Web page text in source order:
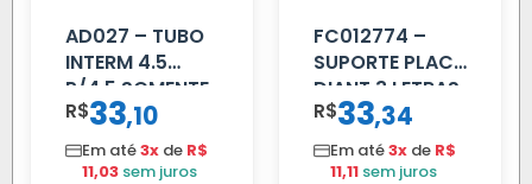
AD027 – TUBO
INTERM 4.5
P/4.5 SOMENTE
PROLONGADOR
R$33,10
Em até3x de R$
11,03 sem juros
FC012774 –
SUPORTE PLACA
DIANT 3 LETRAS
REFORCADO
R$33,34
Em até3x de R$
11,11 sem juros